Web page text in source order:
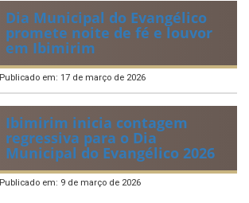
Dia Municipal do Evangélico
promete noite de fé e louvor
em Ibimirim
Publicado em: 17 de março de 2026
Ibimirim inicia contagem
regressiva para o Dia
Municipal do Evangélico 2026
Publicado em: 9 de março de 2026